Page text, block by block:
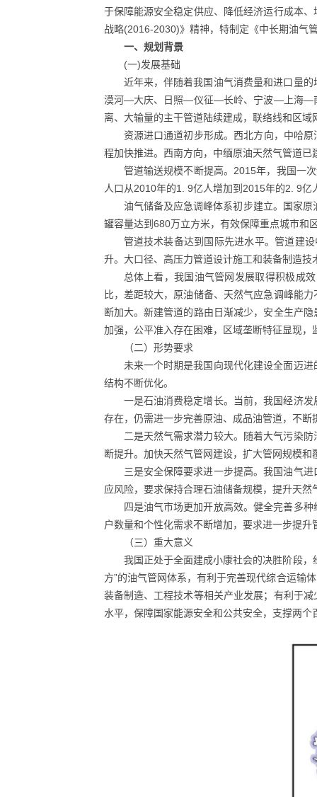
于保障能源安全稳定供应、降低经济运行成本
战略(2016-2030)》精神，特制定《中长期油气
一、规划背景
(一)发展基础
近年来，伴随着我国油气消费量和进口量
漠河—大庆、日照—仪征—长岭、宁波—上海—
离、大输量的主干管道陆续建成，联络线和区
资源进口通道初步形成。西北方向，中哈
程加快推进。西南方向，中缅原油天然气管道
管道输送规模不断提高。2015年，我国一
人口从2010年的1. 9亿人增加到2015年的2. 9
油气储备及应急调峰体系初步建立。国家
罐容量达到680万立方米，有效保障重点城市和
管道技术装备达到国际先进水平。管道建
升。大口径、高压力管道设计施工和装备制造
总体上看，我国油气管网发展取得积极成
比，差距较大，原油储备、天然气应急调峰能
断加大。新建管道的路由日渐减少，安全生产
加强，公平准入存在困难，区域垄断特征显现，
（二）形势要求
未来一个时期是我国向现代化建设全面迈
结构不断优化。
一是石油消费稳定增长。当前，我国经济
存在，仍需进一步完善原油、成品油管道，不断
二是天然气需求潜力较大。随着大气污染
断提升。加快天然气管网建设，扩大管网规模
三是安全保障要求进一步提高。我国油气
应风险，要求保持合理石油储备规模，提升天
四是油气市场更加开放高效。健全完善多
户数量和个性化需求不断增加，要求进一步提
（三）重大意义
我国正处于全面建成小康社会的决胜阶段
方”的油气管网体系，有利于完善现代综合运输
装备制造、工程技术等相关产业发展；有利于
水平，保障国家能源安全和公共安全，支撑两个